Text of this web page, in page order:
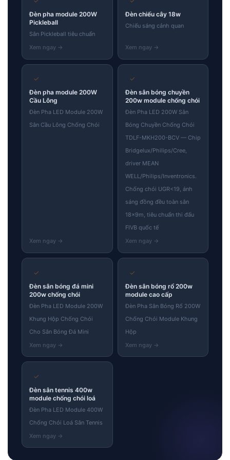
Đèn pha module 200W
Pickleball
Sân Pickleball tiêu chuẩn
Đèn chiếu cây 18w
Chiếu sáng cảnh quan
✓
Đèn pha module 200W
Cầu Lông
Đèn Pha LED Module 200W
Sân Cầu Lông Chống Chói
✓
Đèn sân bóng chuyền
200w module chống chói
Đèn Pha LED 200W Sân
Bóng Chuyền Chống Chói
TDLF-MKH200-BCV — Chip
Bridgelux/Philips/Cree,
driver MEAN
WELL/Philips/Inventronics.
Chống chói UGR<19, ánh
sáng đồng đều toàn sân
18×9m, tiêu chuẩn thi đấu
FIVB quốc tế
✓
Đèn sân bóng đá mini
200w chống chói
Đèn Pha LED Module 200W
Khung Hộp Chống Chói
Cho Sân Bóng Đá Mini
✓
Đèn sân bóng rổ 200w
module cao cấp
Đèn Pha Sân Bóng Rổ 200W
Chống Chói Module Khung
Hộp
✓
Đèn sân tennis 400w
module chống chói loá
Đèn Pha LED Module 400W
Chống Chói Loá Sân Tennis